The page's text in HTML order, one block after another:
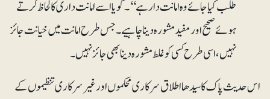
طلب کیا جائے وہ امانت دار ہے ‘‘۔ گویا اسے امانت داری کالحاظ کرتے
ہوئے صحیح اور مفید مشورہ دینا چاہیے۔ جس طرح امانت میں خیانت جائز
نہیں، اسی طرح کسی کو غلط مشورہ دینا بھی جائز نہیں۔
اس حدیث پاک کا سیدھا اطلاق سرکاری محکموں اور غیر سرکاری تنظیموں کے